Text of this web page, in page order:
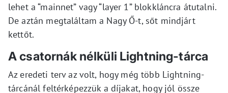
lehet a “mainnet” vagy “layer 1” blokkláncra átutalni.
De aztán megtaláltam a Nagy Ő-t, sőt mindjárt
kettőt.
A csatornák nélküli Lightning-tárca
Az eredeti terv az volt, hogy még több Lightning-
tárcánál feltérképezzük a díjakat, hogy jól össze